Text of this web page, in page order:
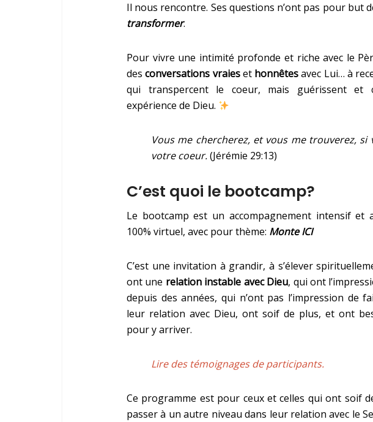
Il nous rencontre. Ses questions n’ont pas pour but
transformer.
Pour vivre une intimité profonde et riche avec le
desconversations vraiesethonnêtesavec Lui… à
qui transpercent le coeur, mais guérissent et
expérience de Dieu.
Vous me chercherez, et vous me trouverez,
votre coeur.(Jérémie 29:13)
C’est quoi le bootcamp?
Le bootcamp est un accompagnement intensif et
100% virtuel, avec pour thème: Monte ICI
C’est une invitation à grandir, à s’élever
ont une relation instable avec Dieu, qui ont
depuis des années, qui n’ont pas l’impression de
leur relation avec Dieu, ont soif de plus, et ont
pour y arriver.
Lire des témoignages de participants.
Ce programme est pour ceux et celles qui ont soif
passer à un autre niveau dans leur relation avec le